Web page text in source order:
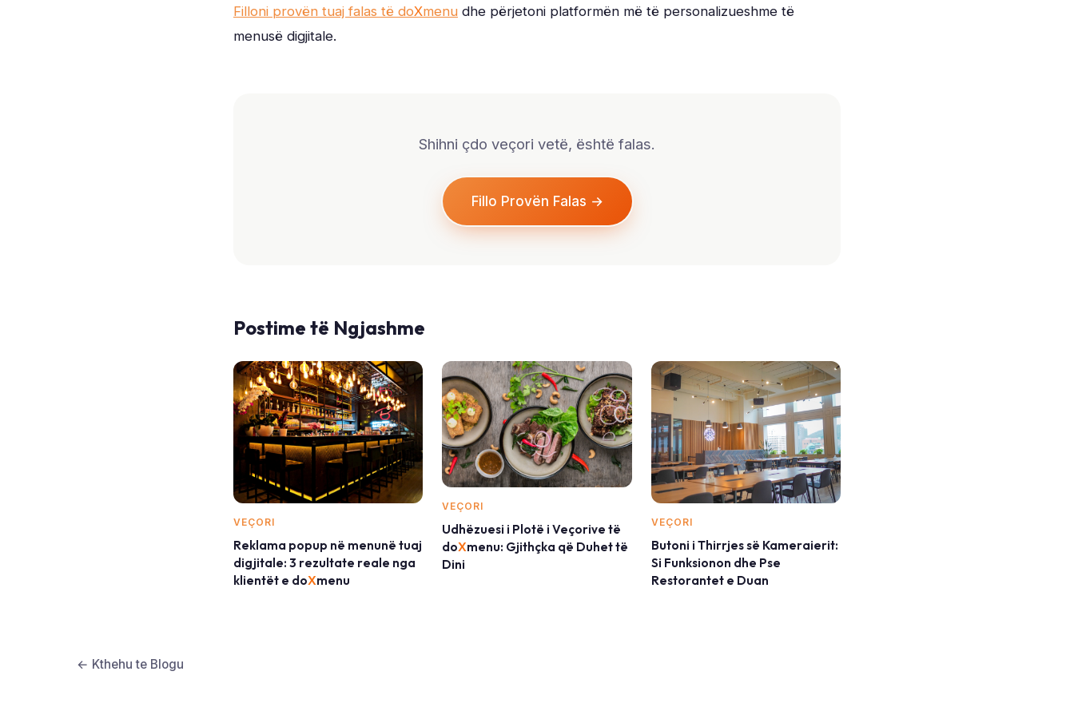
Filloni provën tuaj falas të doXmenu dhe përjetoni platformën më të personalizueshme të
menusë digjitale.
Shihni çdo veçori vetë, është falas.
Fillo Provën Falas →
Postime të Ngjashme
VEÇORI
Reklama popup në menunë tuaj
digjitale: 3 rezultate reale nga
klientët e doXmenu
VEÇORI
Udhëzuesi i Plotë i Veçorive të
doXmenu: Gjithçka që Duhet të
Dini
VEÇORI
Butoni i Thirrjes së Kameraierit:
Si Funksionon dhe Pse
Restorantet e Duan
← Kthehu te Blogu